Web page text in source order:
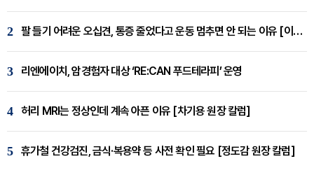
2 팔 들기 어려운 오십견, 통증 줄었다고 운동 멈추면 안 되는 이유 [이병욱 원장 칼럼]
3 리엔에이치, 암경험자 대상 ‘RE:CAN 푸드테라피’ 운영
4 허리 MRI는 정상인데 계속 아픈 이유 [차기용 원장 칼럼]
5 휴가철 건강검진, 금식·복용약 등 사전 확인 필요 [정도감 원장 칼럼]